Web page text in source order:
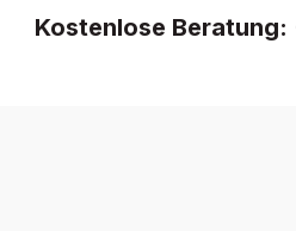
Kostenlose Beratung: